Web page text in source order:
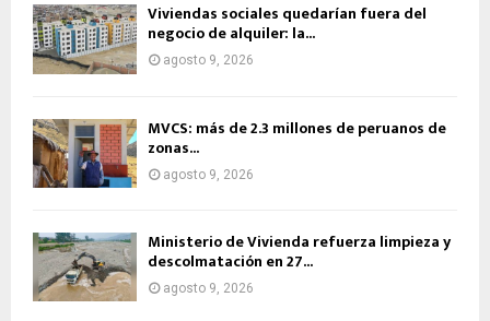
Viviendas sociales quedarían fuera del
negocio de alquiler: la...
agosto 9, 2026
MVCS: más de 2.3 millones de peruanos de
zonas...
agosto 9, 2026
Ministerio de Vivienda refuerza limpieza y
descolmatación en 27...
agosto 9, 2026